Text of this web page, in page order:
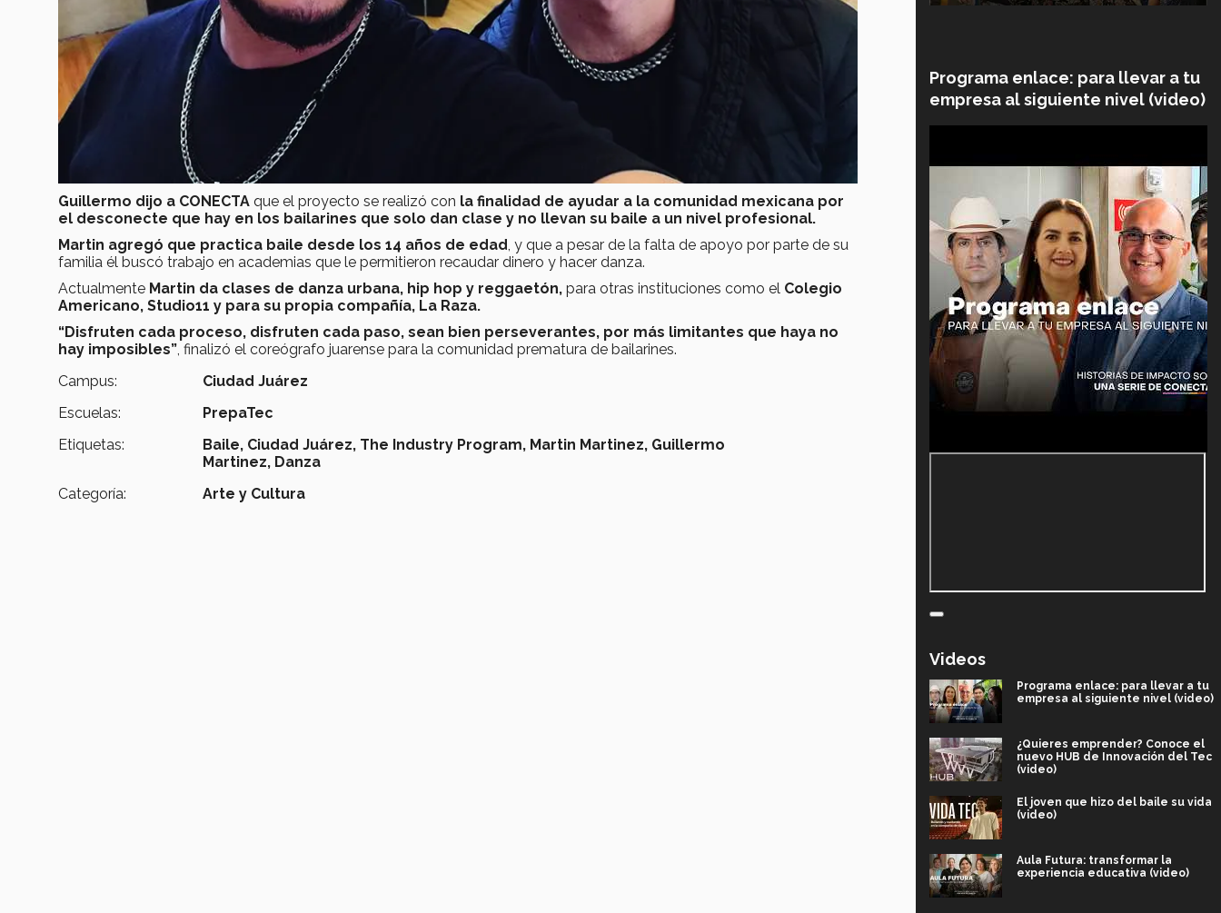
Guillermo dijo a CONECTA que el proyecto se realizó con la finalidad de ayudar a la comunidad mexicana por
el desconecte que hay en los bailarines que solo dan clase y no llevan su baile a un nivel profesional.
Martin agregó que practica baile desde los 14 años de edad, y que a pesar de la falta de apoyo por parte de su
familia él buscó trabajo en academias que le permitieron recaudar dinero y hacer danza.
Actualmente Martin da clases de danza urbana, hip hop y reggaetón, para otras instituciones como el Colegio
Americano, Studio11 y para su propia compañía, La Raza.
“Disfruten cada proceso, disfruten cada paso, sean bien perseverantes, por más limitantes que haya no
hay imposibles”, finalizó el coreógrafo juarense para la comunidad prematura de bailarines.
Campus:
Ciudad Juárez
Escuelas:
PrepaTec
Etiquetas:
Baile, Ciudad Juárez, The Industry Program, Martin Martinez, Guillermo
Martinez, Danza
Categoría:
Arte y Cultura
Programa enlace: para llevar a tu
empresa al siguiente nivel (video)
Videos
Programa enlace: para llevar a tu
empresa al siguiente nivel (video)
¿Quieres emprender? Conoce el
nuevo HUB de Innovación del Tec
(video)
El joven que hizo del baile su vida
(video)
Aula Futura: transformar la
experiencia educativa (video)